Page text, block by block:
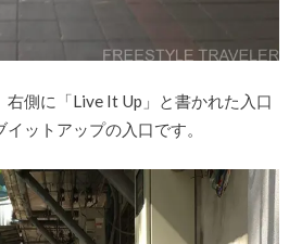
側に「Live It Up」と書かれた入口
ットアップの入口です。